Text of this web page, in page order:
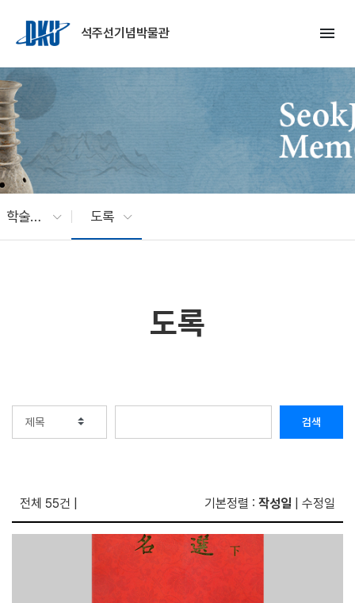
석주선기념박물관
menu
학술연구 도록
도록
검색
전체 55건 기본정렬 : 작성일 수정일